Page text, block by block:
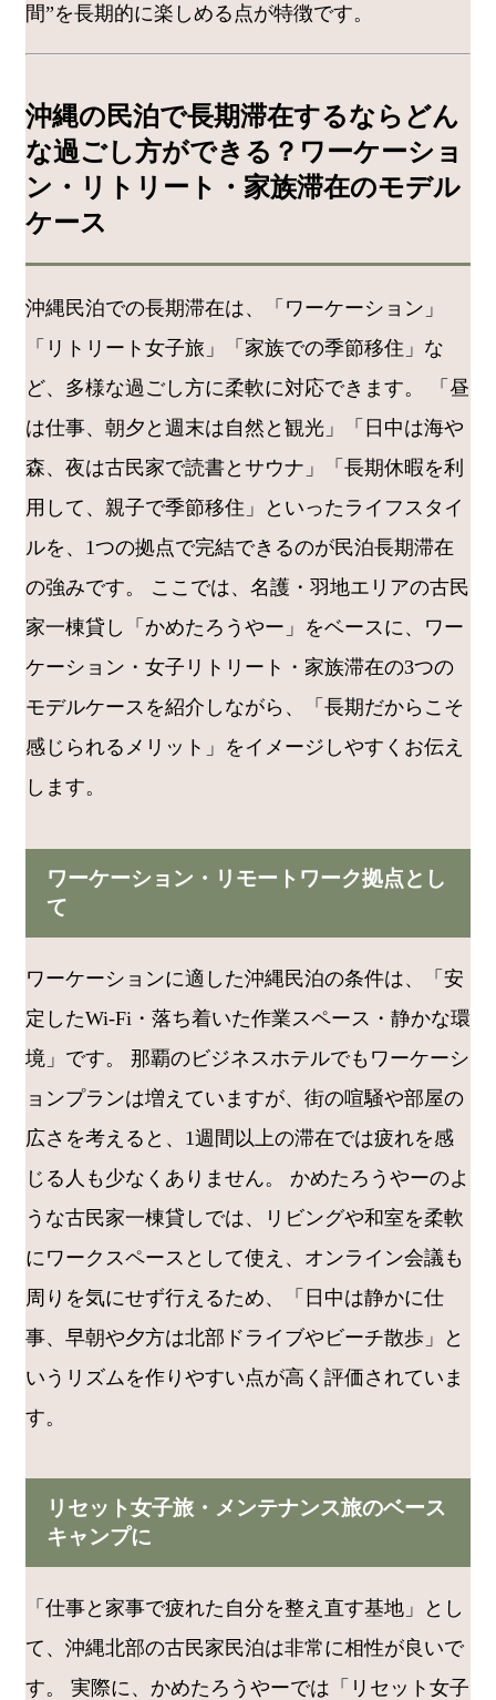
間”を長期的に楽しめる点が特徴です。
沖縄の民泊で長期滞在するならどん
な過ごし方ができる？ワーケーショ
ン・リトリート・家族滞在のモデル
ケース
沖縄民泊での長期滞在は、「ワーケーション」
「リトリート女子旅」「家族での季節移住」な
ど、多様な過ごし方に柔軟に対応できます。 「昼
は仕事、朝夕と週末は自然と観光」「日中は海や
森、夜は古民家で読書とサウナ」「長期休暇を利
用して、親子で季節移住」といったライフスタイ
ルを、1つの拠点で完結できるのが民泊長期滞在
の強みです。 ここでは、名護・羽地エリアの古民
家一棟貸し「かめたろうやー」をベースに、ワー
ケーション・女子リトリート・家族滞在の3つの
モデルケースを紹介しながら、「長期だからこそ
感じられるメリット」をイメージしやすくお伝え
します。
ワーケーション・リモートワーク拠点とし
て
ワーケーションに適した沖縄民泊の条件は、「安
定したWi-Fi・落ち着いた作業スペース・静かな環
境」です。 那覇のビジネスホテルでもワーケーシ
ョンプランは増えていますが、街の喧騒や部屋の
広さを考えると、1週間以上の滞在では疲れを感
じる人も少なくありません。 かめたろうやーのよ
うな古民家一棟貸しでは、リビングや和室を柔軟
にワークスペースとして使え、オンライン会議も
周りを気にせず行えるため、「日中は静かに仕
事、早朝や夕方は北部ドライブやビーチ散歩」と
いうリズムを作りやすい点が高く評価されていま
す。
リセット女子旅・メンテナンス旅のベース
キャンプに
「仕事と家事で疲れた自分を整え直す基地」とし
て、沖縄北部の古民家民泊は非常に相性が良いで
す。 実際に、かめたろうやーでは「リセット女子